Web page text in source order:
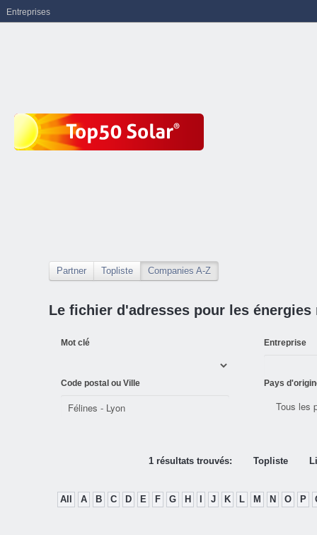
Partner Topliste Companies A-Z
Le fichier d'adresses pour les énergies
Mot clé Entreprise
Code postal ou Ville Pays
1 résultats trouvés: Topliste
All A B C D E F G H J K L M N O P
Entreprises